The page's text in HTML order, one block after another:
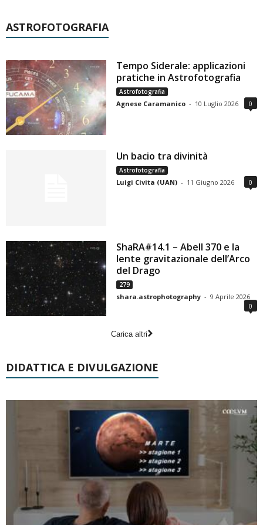
ASTROFOTOGRAFIA
Tempo Siderale: applicazioni
pratiche in Astrofotografia
Astrofotografia
Agnese Caramanico - 10 Luglio 2026 0
Un bacio tra divinità
Astrofotografia
Luigi Civita (UAN) - 11 Giugno 2026 0
ShaRA#14.1 – Abell 370 e la
lente gravitazionale dell’Arco
del Drago
279
shara.astrophotography - 9 Aprile 2026
0
Carica altri
DIDATTICA E DIVULGAZIONE